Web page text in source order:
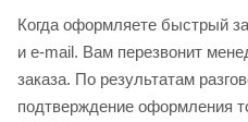
Когда оформляете быстрый
и e-mail. Вам перезвонит
заказа. По результатам
подтверждение оформления